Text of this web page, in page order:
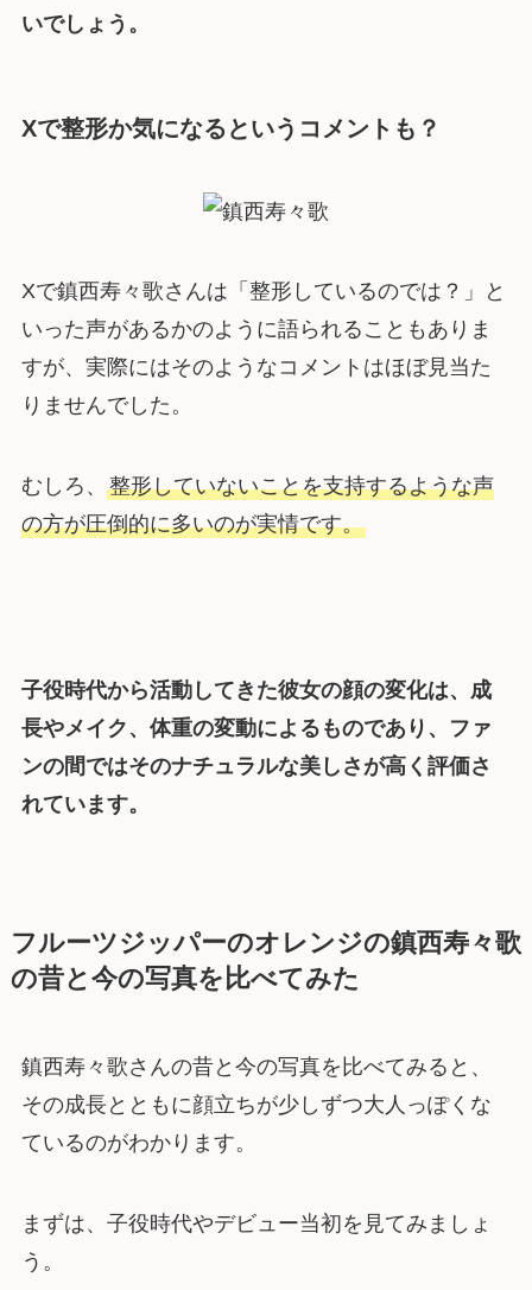
いでしょう。
Xで整形か気になるというコメントも？
Xで鎮西寿々歌さんは「整形しているのでは？」と
いった声があるかのように語られることもありま
すが、実際にはそのようなコメントはほぼ見当た
りませんでした。
むしろ、 整形していないことを支持するような声
の方が圧倒的に多いのが実情です。
子役時代から活動してきた彼女の顔の変化は、成
長やメイク、体重の変動によるものであり、ファ
ンの間ではそのナチュラルな美しさが高く評価さ
れています。
フルーツジッパーのオレンジの鎮西寿々歌
の昔と今の写真を比べてみた
鎮西寿々歌さんの昔と今の写真を比べてみると、
その成長とともに顔立ちが少しずつ大人っぽくな
ているのがわかります。
まずは、子役時代やデビュー当初を見てみましょ
う。